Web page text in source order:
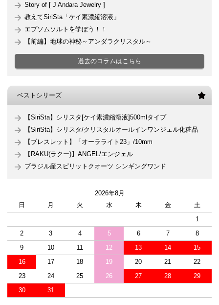
Story of [ J Andara Jewelry ]
教えてSiriSta「ケイ素濃縮溶液」
エプソムソルトを学ぼう！！
【前編】地球の神秘～アンダラクリスタル～
過去のコラムはこちら
ベストシリーズ
【SiriSta】シリスタ[ケイ素濃縮溶液]500mlタイプ
【SiriSta】シリスタ/クリスタルオールインワンジェル化粧品
【ブレスレット】「オーラライト23」/10mm
【RAKU(ラクー)】ANGEL/エンジェル
ブラジル産スピリットクオーツ シンギングワンド
2026年8月
日
月 火 水 木 金
土
1
2
3 4 5 6 7
8
9
10 11 12 13 14
15
16
17 18 19 20 21
22
23
24 25 26 27 28
29
30
31